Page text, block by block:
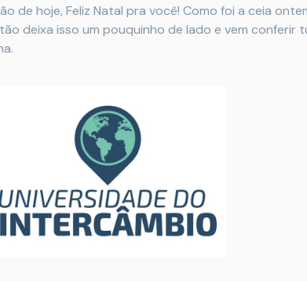
de hoje, Feliz Natal pra você! Como foi a ceia
deixa isso um pouquinho de lado e vem conferir